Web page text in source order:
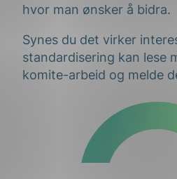
hvor man ønsker å bidra.
Synes du det virker
standardisering kan lese
komite-arbeid og melde